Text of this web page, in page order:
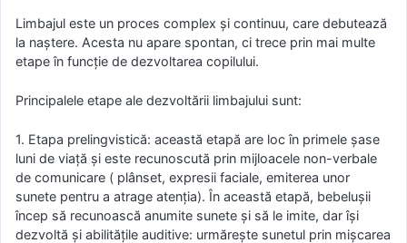
Limbajul este un proces complex și continuu, care debutează
la naștere. Acesta nu apare spontan, ci trece prin mai multe
etape în funcție de dezvoltarea copilului.
Principalele etape ale dezvoltării limbajului sunt:
1. Etapa prelingvistică: această etapă are loc în primele șase
luni de viață și este recunoscută prin mijloacele non-verbale
de comunicare ( plânset, expresii faciale, emiterea unor
sunete pentru a atrage atenția). În această etapă, bebelușii
încep să recunoască anumite sunete și să le imite, dar își
dezvoltă și abilitățile auditive: urmărește sunetul prin mișcarea